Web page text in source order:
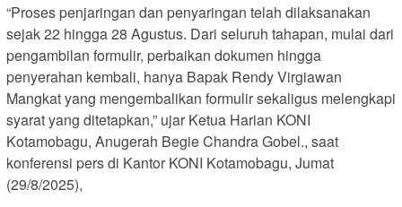
“Proses penjaringan dan penyaringan telah dilaksanakan
sejak 22 hingga 28 Agustus. Dari seluruh tahapan, mulai dari
pengambilan formulir, perbaikan dokumen hingga
penyerahan kembali, hanya Bapak Rendy Virgiawan
Mangkat yang mengembalikan formulir sekaligus melengkapi
syarat yang ditetapkan,” ujar Ketua Harian KONI
Kotamobagu, Anugerah Begie Chandra Gobel., saat
konferensi pers di Kantor KONI Kotamobagu, Jumat
(29/8/2025),